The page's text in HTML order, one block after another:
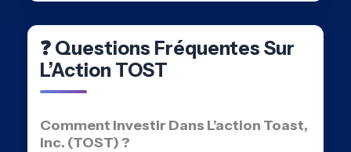
❓ Questions Fréquentes Sur
L’Action TOST
Comment Investir Dans L’action Toast,
Inc. (TOST) ?